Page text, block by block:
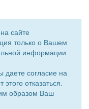
человека. Все
сайте
только о Вашем
информации
даете согласие на
отказаться.
образом Ваш